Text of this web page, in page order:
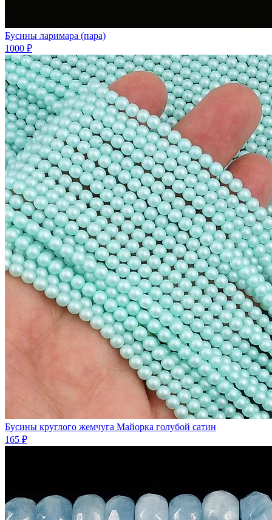
Бусины ларимара (пара)
1000 ₽
Бусины круглого жемчуга Майорка голубой сатин
165 ₽